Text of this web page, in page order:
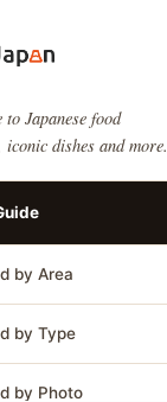
to Japanese food
dishes and more.
by Area
by Type
by Photo